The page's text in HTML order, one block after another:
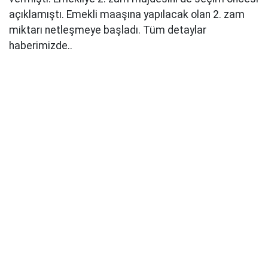
açıklamıştı. Emekli maaşına yapılacak olan 2. zam
miktarı netleşmeye başladı. Tüm detaylar
haberimizde..